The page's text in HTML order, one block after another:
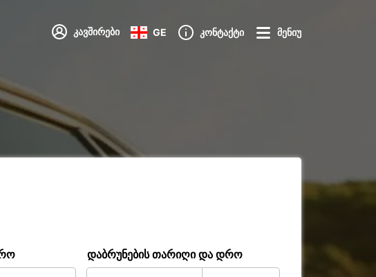
კავშირები GE კონტაქტი მენიუ
დაბრუნების თარიღი და დრო